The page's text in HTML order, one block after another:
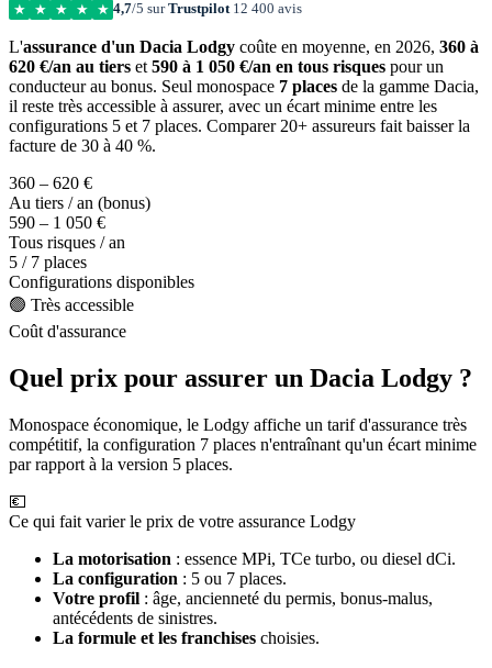
★ ★ ★ ★ ★ 4,7/5 surTrustpilot12 400 avis
L'assurance d'un Dacia Lodgy coûte en moyenne, en 2026, 360 à
620 €/an au tiers et 590 à 1 050 €/an en tous risques pour un
conducteur au bonus. Seul monospace 7 places de la gamme Dacia,
il reste très accessible à assurer, avec un écart minime entre les
configurations 5 et 7 places. Comparer 20+ assureurs fait baisser la
facture de 30 à 40 %.
360 – 620 €
Au tiers / an (bonus)
590 – 1 050 €
Tous risques / an
5 / 7 places
Configurations disponibles
🟢 Très accessible
Coût d'assurance
Quel prix pour assurer un Dacia Lodgy ?
Monospace économique, le Lodgy affiche un tarif d'assurance très
compétitif, la configuration 7 places n'entraînant qu'un écart minime
par rapport à la version 5 places.
💶
Ce qui fait varier le prix de votre assurance Lodgy
La motorisation : essence MPi, TCe turbo, ou diesel dCi.
La configuration : 5 ou 7 places.
Votre profil : âge, ancienneté du permis, bonus-malus,
antécédents de sinistres.
La formule et les franchises choisies.